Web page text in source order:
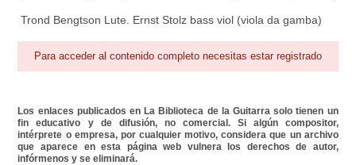
Área personal Reproductor
Trond Bengtson Lute. Ernst Stolz bass viol (viola da gamba)
Para acceder al contenido completo necesitas estar registrado
Los enlaces publicados en La Biblioteca de la Guitarra solo tienen un
fin educativo y de difusión, no comercial. Si algún compositor,
intérprete o empresa, por cualquier motivo, considera que un archivo
que aparece en esta página web vulnera los derechos de autor,
infórmenos y se eliminará.